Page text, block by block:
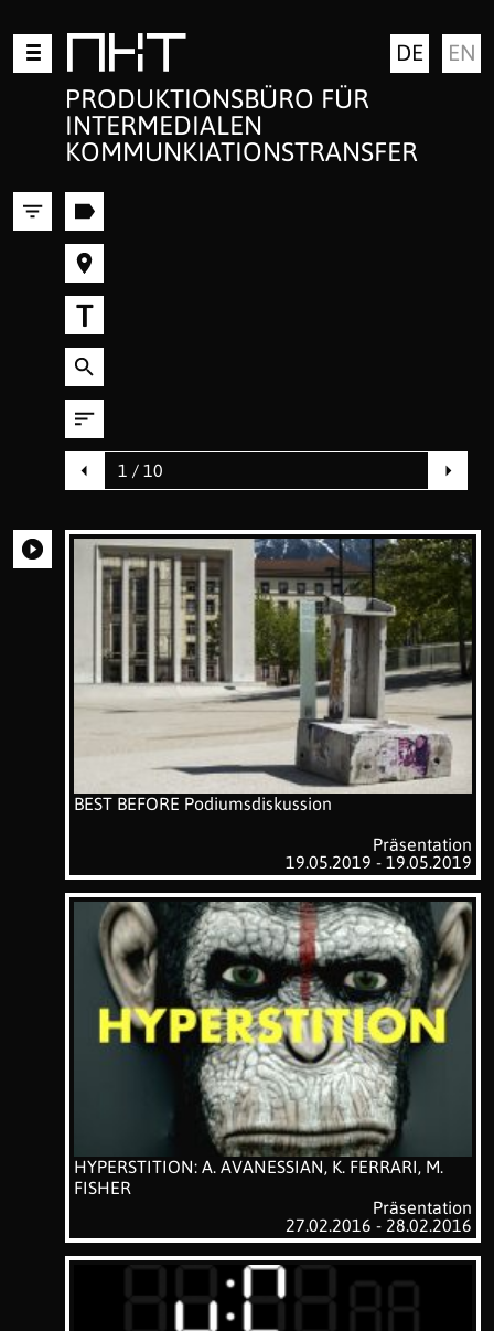
Zum
Inhalt
springenMKT
PRODUKTIONSBÜRO FÜR
INTERMEDIALEN
KOMMUNKIATIONSTRANSFER
DE EN
T
1 / 10
BEST BEFORE Podiumsdiskussion
Präsentation
19.05.2019 - 19.05.2019
HYPERSTITION: A. AVANESSIAN, K. FERRARI, M.
FISHER
Präsentation
27.02.2016 - 28.02.2016